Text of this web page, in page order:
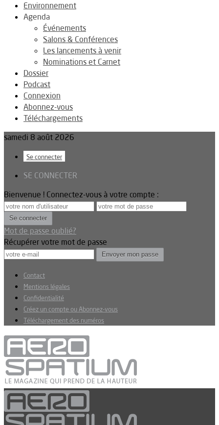
Environnement
Agenda
Événements
Salons & Conférences
Les lancements à venir
Nominations et Carnet
Dossier
Podcast
Connexion
Abonnez-vous
Téléchargements
samedi 8 août 2026
Se connecter
SE CONNECTER
Bienvenue ! Connectez-vous à votre compte :
Mot de passe oublié?
Récupérer votre mot de passe
Contact
Mentions légales
Confidentialité
Créez un compte ou Abonnez-vous
Téléchargement des numéros